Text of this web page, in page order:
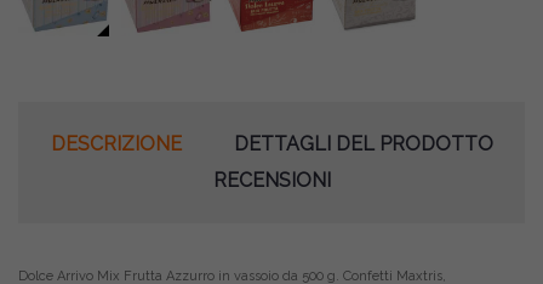
DESCRIZIONE
DETTAGLI DEL PRODOTTO
RECENSIONI
Dolce Arrivo Mix Frutta Azzurro in vassoio da 500 g. Confetti Maxtris,